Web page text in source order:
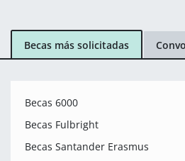
Becas más solicitadas
Becas 6000
Becas Fulbright
Becas Santander Erasmus